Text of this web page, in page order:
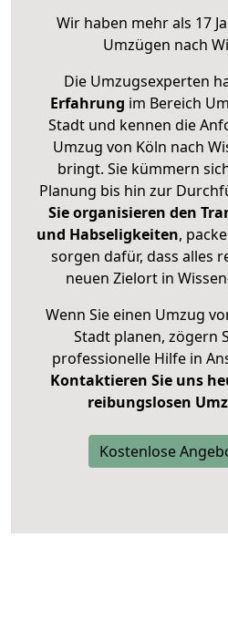
Wir haben mehr als 17
Umzügen nach
Die Umzugsexperten
Erfahrung im Bereich
Stadt und kennen die
Umzug von Köln nach
bringt. Sie kümmern
Planung bis hin zur
Sie organisieren den
und Habseligkeiten,
sorgen dafür, dass alles
neuen Zielort in
Wenn Sie einen Umzug
Stadt planen, zögern
professionelle Hilfe in
Kontaktieren Sie uns
reibungslosen
Kostenlose